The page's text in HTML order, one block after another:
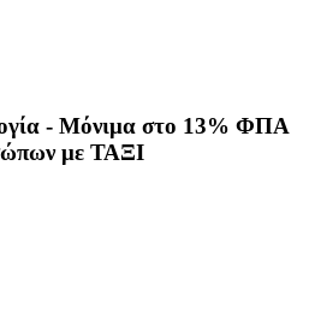
- Μόνιμα στο 13% ΦΠΑ
με ΤΑΞΙ